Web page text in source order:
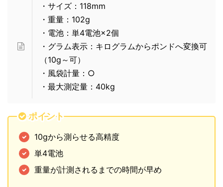
・サイズ：118mm
・重量：102g
・電池：単4電池×2個
・グラム表示：キログラムからポンドへ変換可
（10g～可）
・風袋計量：○
・最大測定量：40kg
ポイント
10gから測らせる高精度
単4電池
重量が計測されるまでの時間が早め